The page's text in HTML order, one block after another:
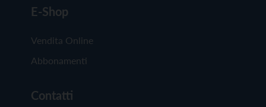
E-Shop
Vendita Online
Abbonamenti
Contatti